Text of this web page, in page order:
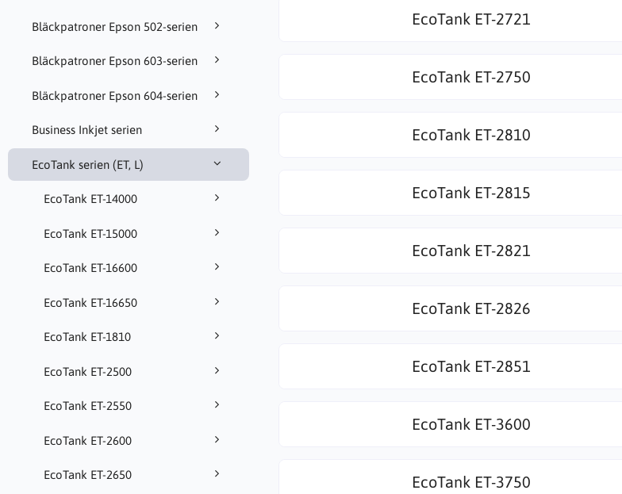
Bläckpatroner Epson 502-serien
Bläckpatroner Epson 603-serien
Bläckpatroner Epson 604-serien
Business Inkjet serien
EcoTank serien (ET, L)
EcoTank ET-14000
EcoTank ET-15000
EcoTank ET-16600
EcoTank ET-16650
EcoTank ET-1810
EcoTank ET-2500
EcoTank ET-2550
EcoTank ET-2600
EcoTank ET-2650
EcoTank ET-2721
EcoTank ET-2750
EcoTank ET-2810
EcoTank ET-2815
EcoTank ET-2821
EcoTank ET-2826
EcoTank ET-2851
EcoTank ET-3600
EcoTank ET-3750